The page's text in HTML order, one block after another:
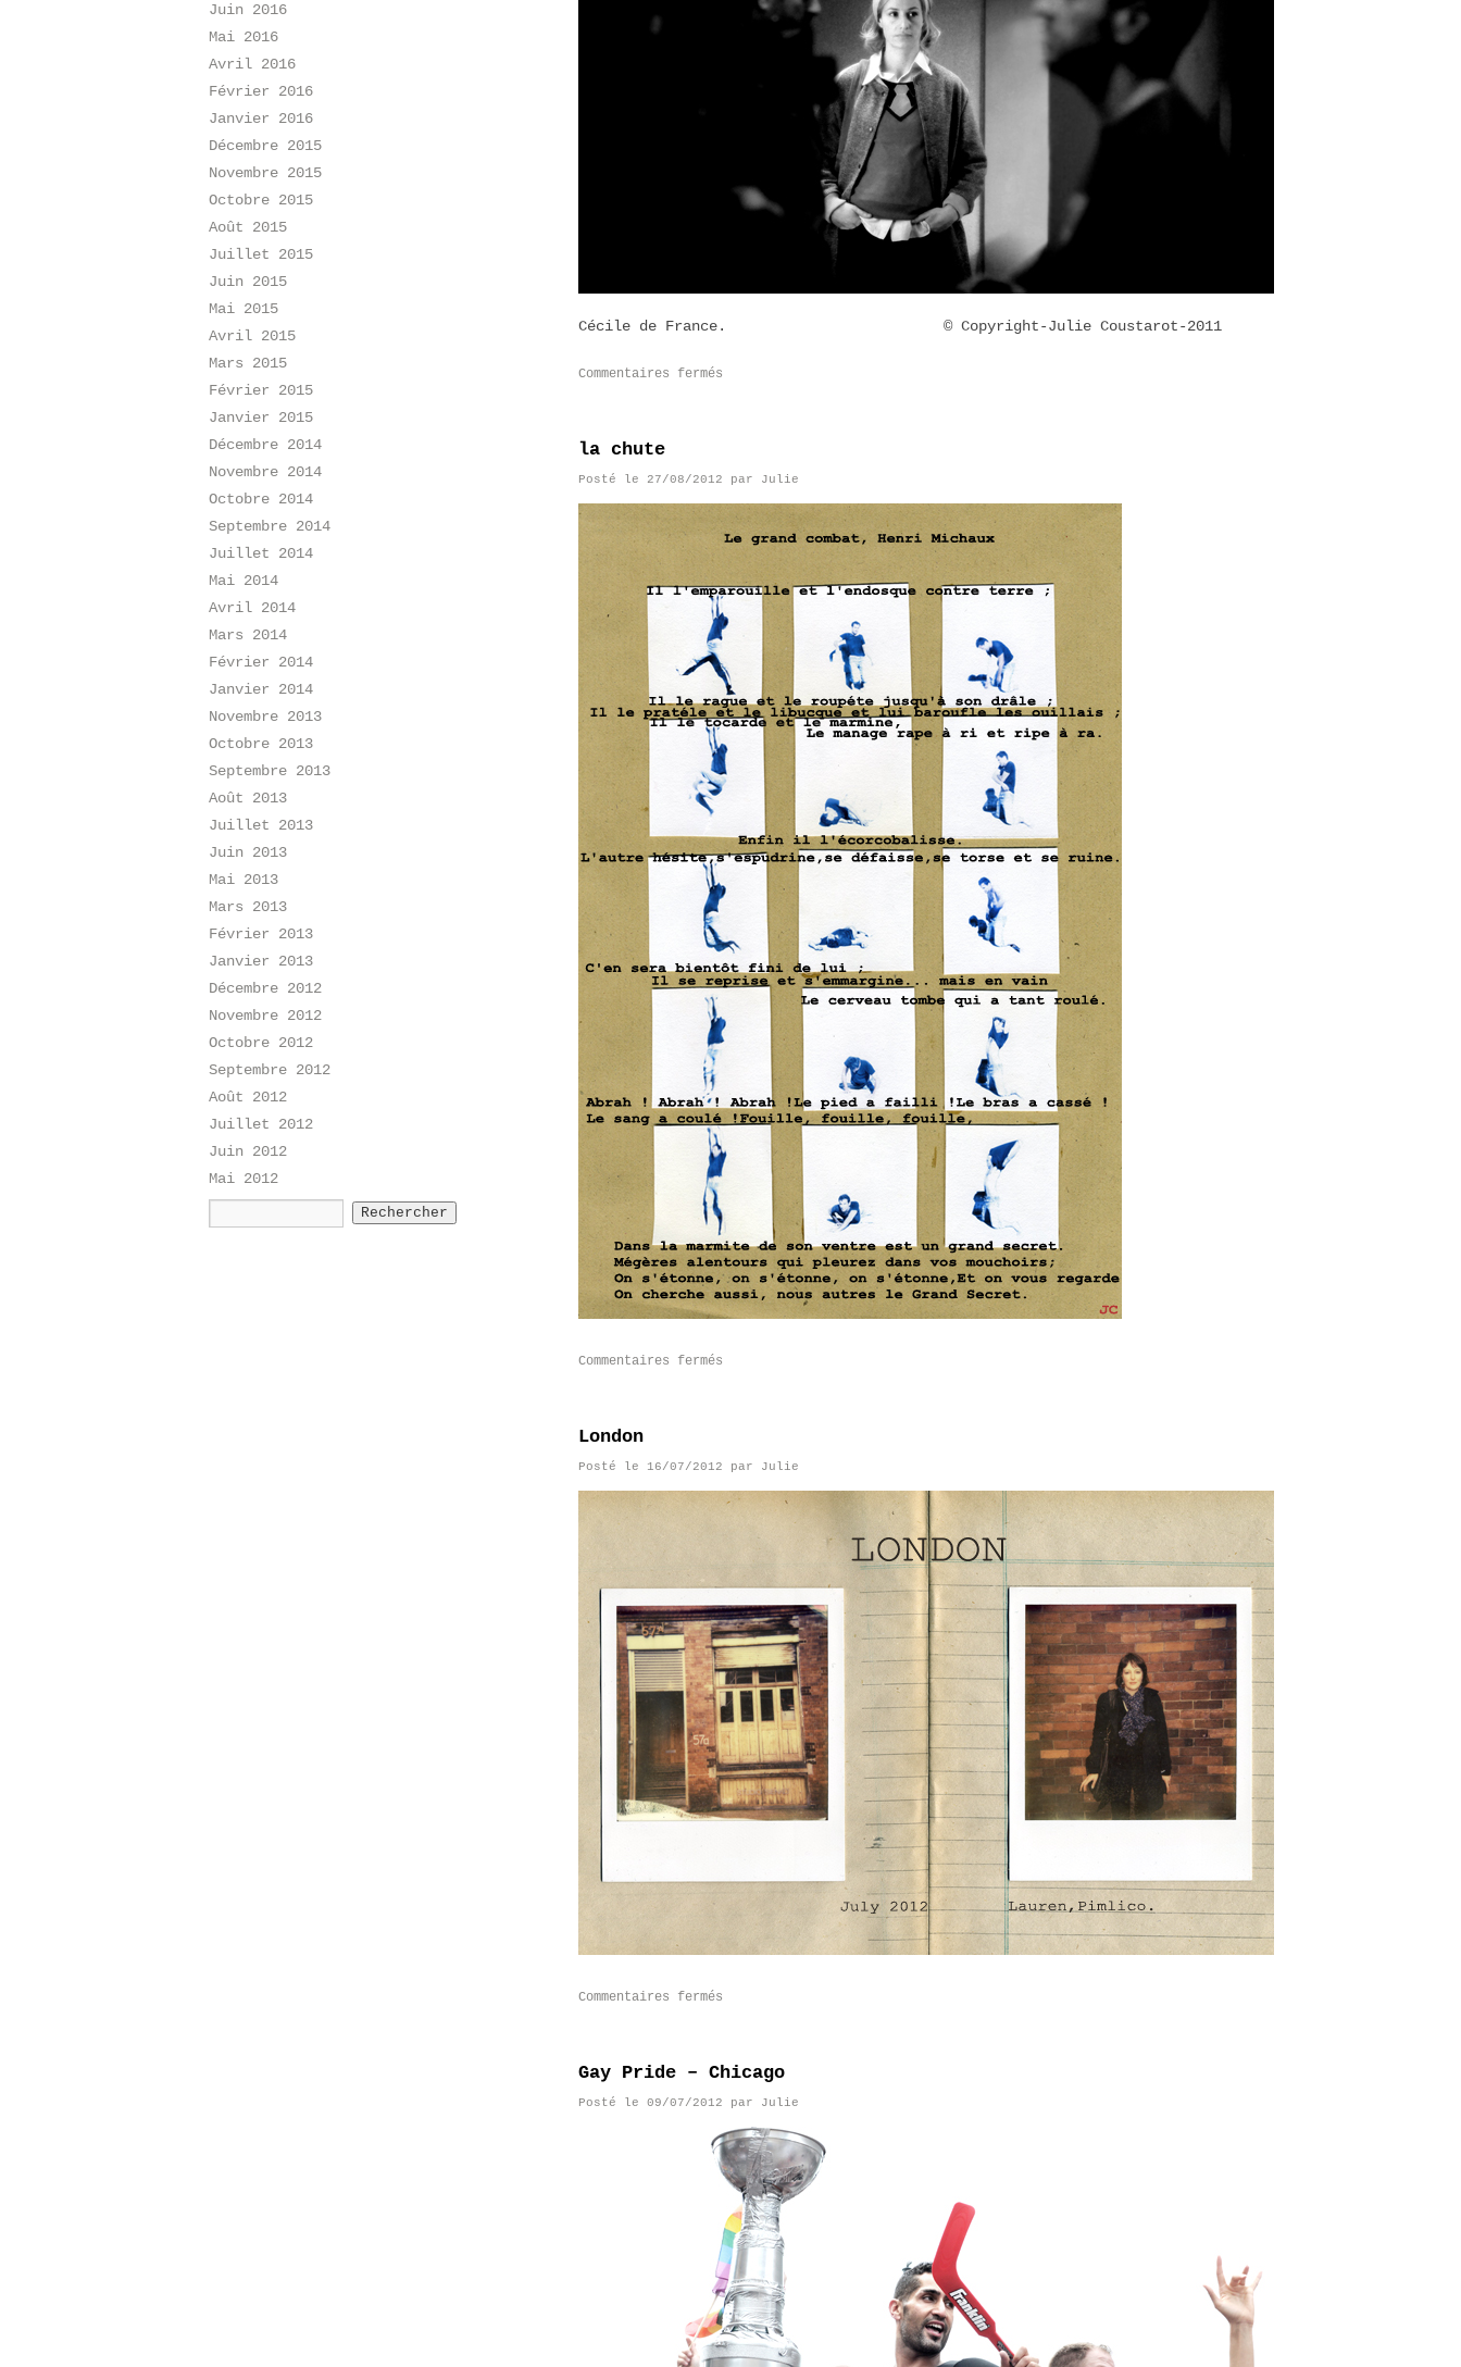
Juin 2016
Mai 2016
Avril 2016
Février 2016
Janvier 2016
Décembre 2015
Novembre 2015
Octobre 2015
Août 2015
Juillet 2015
Juin 2015
Mai 2015
Avril 2015
Mars 2015
Février 2015
Janvier 2015
Décembre 2014
Novembre 2014
Octobre 2014
Septembre 2014
Juillet 2014
Mai 2014
Avril 2014
Mars 2014
Février 2014
Janvier 2014
Novembre 2013
Octobre 2013
Septembre 2013
Août 2013
Juillet 2013
Juin 2013
Mai 2013
Mars 2013
Février 2013
Janvier 2013
Décembre 2012
Novembre 2012
Octobre 2012
Septembre 2012
Août 2012
Juillet 2012
Juin 2012
Mai 2012
Cécile de France. © Copyright-Julie Coustarot-2011
Commentaires fermés
la chute
Posté le 27/08/2012 par Julie
Commentaires fermés
London
Posté le 16/07/2012 par Julie
Commentaires fermés
Gay Pride – Chicago
Posté le 09/07/2012 par Julie